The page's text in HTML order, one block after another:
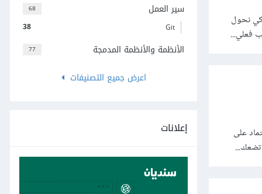
نحول
فعلي...
على
تضعك...
68 سير العمل
38 Git
77
الأنظمة والأنظمة المدمجة
اعرض جميع التصنيفات
إعلانات